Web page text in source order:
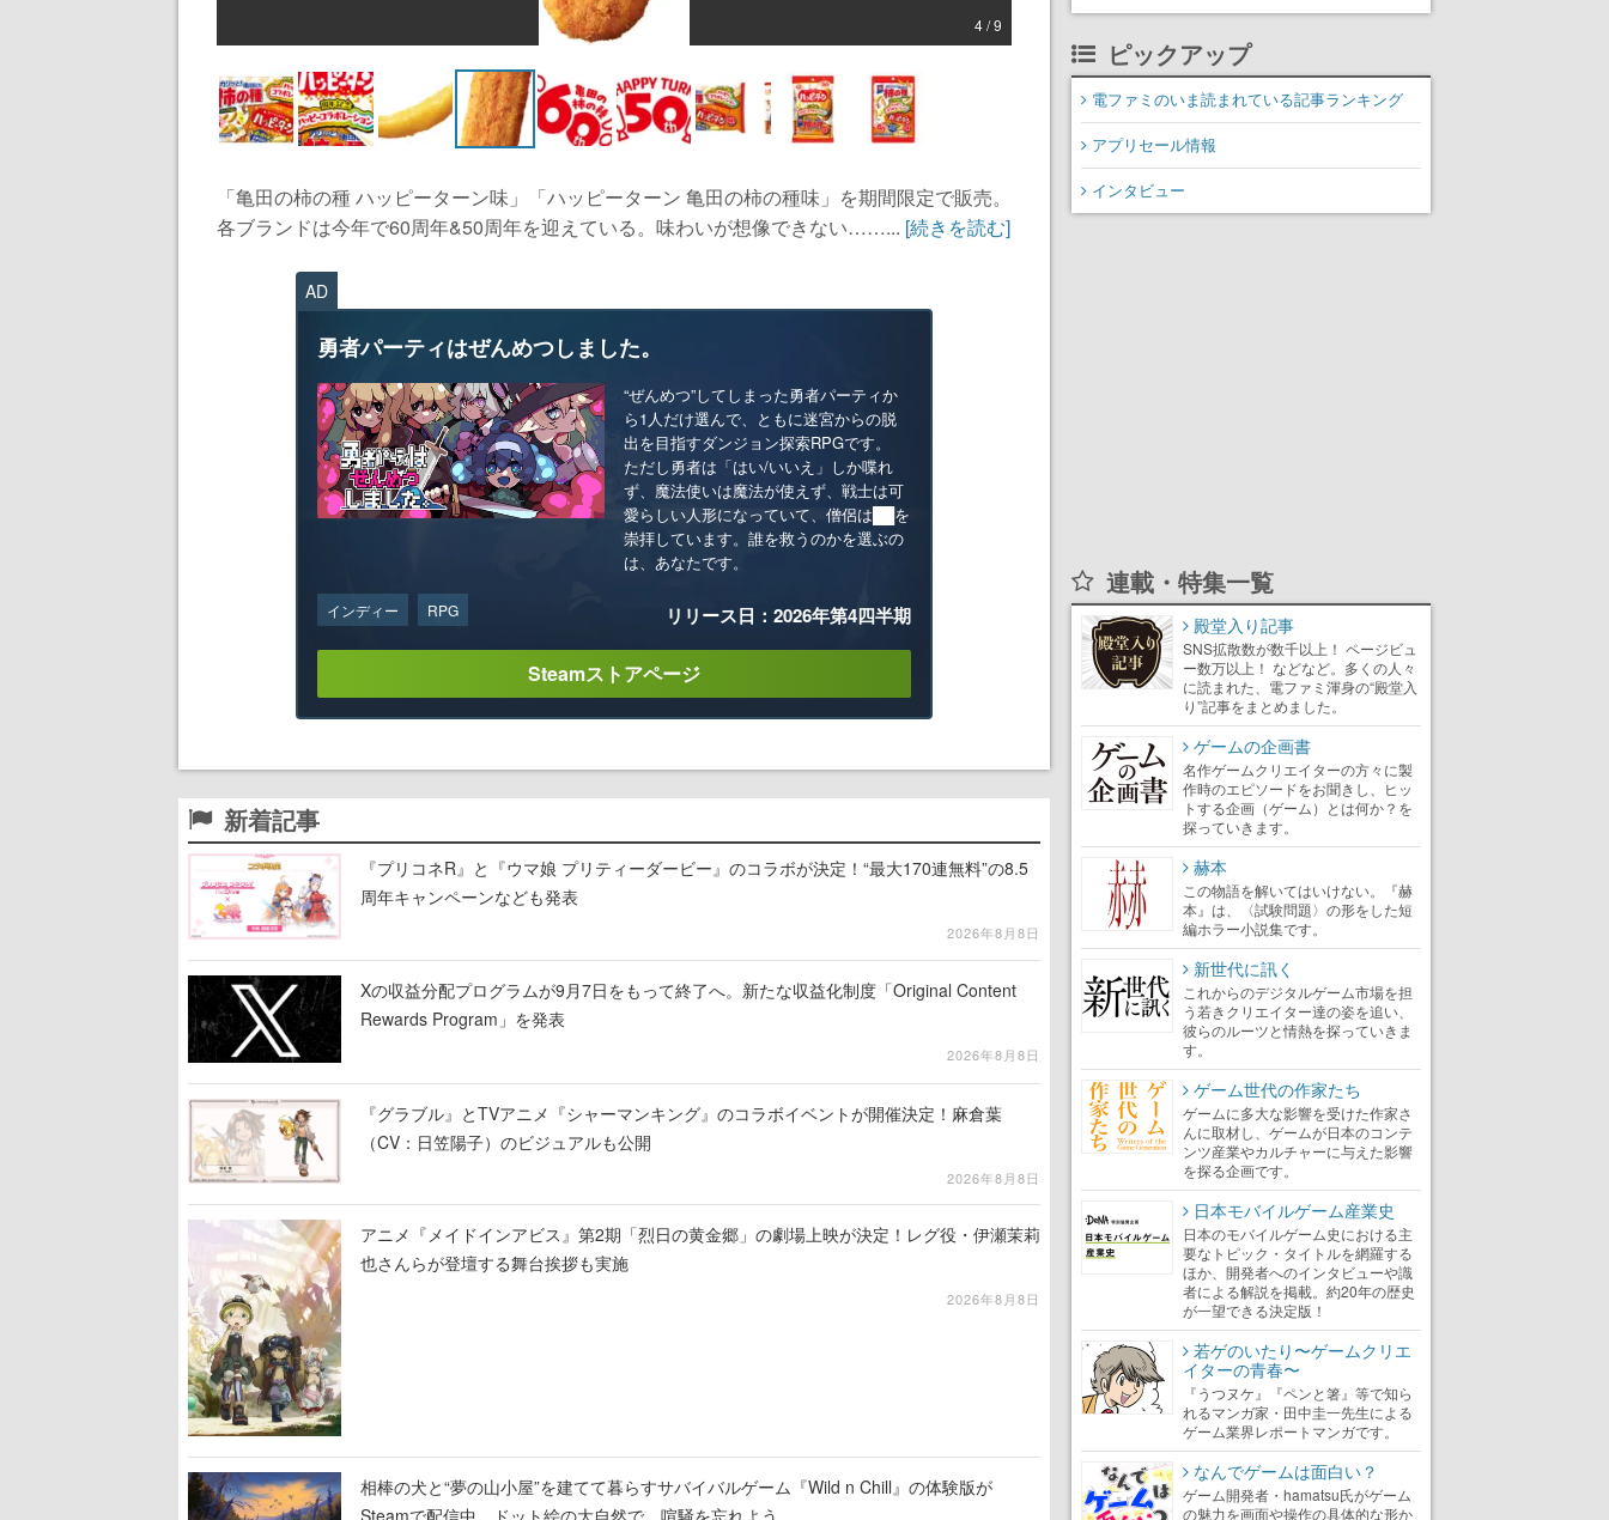
4 / 9
「亀田の柿の種 ハッピーターン味」「ハッピーターン 亀田の柿の種味」を期間限定で販売。
各ブランドは今年で60周年&50周年を迎えている。味わいが想像できない……... [続きを読む]
AD
勇者パーティはぜんめつしました。
“ぜんめつ”してしまった勇者パーティか
ら1人だけ選んで、ともに迷宮からの脱
出を目指すダンジョン探索RPGです。
ただし勇者は「はい/いいえ」しか喋れ
ず、魔法使いは魔法が使えず、戦士は可
愛らしい人形になっていて、僧侶は██を
崇拝しています。誰を救うのかを選ぶの
は、あなたです。
インディー RPG リリース日：2026年第4四半期
Steamストアページ
新着記事
『プリコネR』と『ウマ娘 プリティーダービー』のコラボが決定！“最大170連無料”の8.5
周年キャンペーンなども発表
2026年8月8日
Xの収益分配プログラムが9月7日をもって終了へ。新たな収益化制度「Original Content
Rewards Program」を発表
2026年8月8日
『グラブル』とTVアニメ『シャーマンキング』のコラボイベントが開催決定！麻倉葉
（CV：日笠陽子）のビジュアルも公開
2026年8月8日
アニメ『メイドインアビス』第2期「烈日の黄金郷」の劇場上映が決定！レグ役・伊瀬茉莉
也さんらが登壇する舞台挨拶も実施
2026年8月8日
相棒の犬と“夢の山小屋”を建てて暮らすサバイバルゲーム『Wild n Chill』の体験版が
「Original Content
ピックアップ
電ファミのいま読まれている記事ランキング
アプリセール情報
インタビュー
連載・特集一覧
殿堂入り記事
SNS拡散数が数千以上！ ページビュ
ー数万以上！ などなど。多くの人々
に読まれた、電ファミ渾身の“殿堂入
り”記事をまとめました。
ゲームの企画書
名作ゲームクリエイターの方々に製
作時のエピソードをお聞きし、ヒッ
トする企画（ゲーム）とは何か？を
探っていきます。
赫本
この物語を解いてはいけない。『赫
本』は、〈試験問題〉の形をした短
編ホラー小説集です。
新世代に訊く
これからのデジタルゲーム市場を担
う若きクリエイター達の姿を追い、
彼らのルーツと情熱を探っていきま
す。
ゲーム世代の作家たち
ゲームに多大な影響を受けた作家さ
んに取材し、ゲームが日本のコンテ
ンツ産業やカルチャーに与えた影響
を探る企画です。
日本モバイルゲーム産業史
日本のモバイルゲーム史における主
要なトピック・タイトルを網羅する
ほか、開発者へのインタビューや識
者による解説を掲載。約20年の歴史
が一望できる決定版！
若ゲのいたり〜ゲームクリエ
イターの青春〜
『うつヌケ』『ペンと箸』等で知ら
れるマンガ家・田中圭一先生による
ゲーム業界レポートマンガです。
なんでゲームは面白い？
ゲーム開発者・hamatsu氏がゲーム
の魅力を画面や操作の具体的な形か